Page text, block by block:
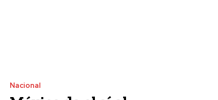
Nacional